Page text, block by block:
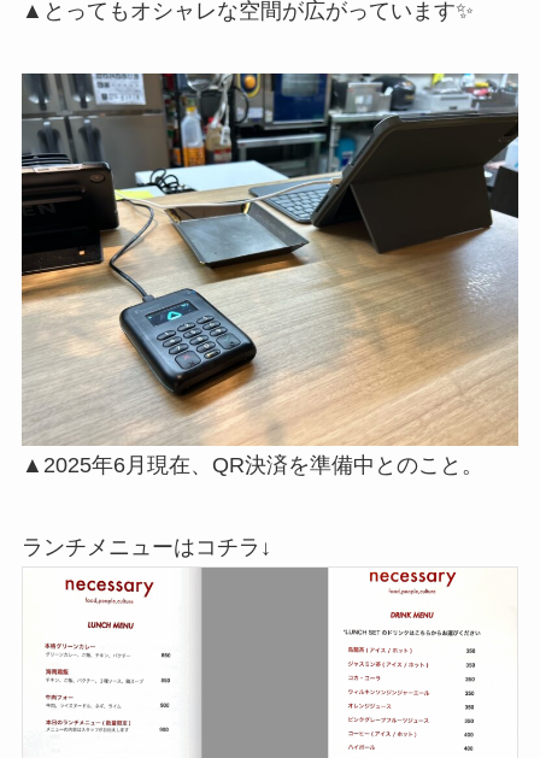
▲とってもオシャレな空間が広がっています✨
▲2025年6月現在、QR決済を準備中とのこと。
ランチメニューはコチラ↓